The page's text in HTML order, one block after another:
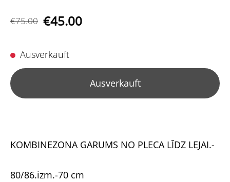
€75.00 €45.00
Ausverkauft
Ausverkauft
KOMBINEZONA GARUMS NO PLECA LĪDZ LEJAI.-
80/86.izm.-70 cm